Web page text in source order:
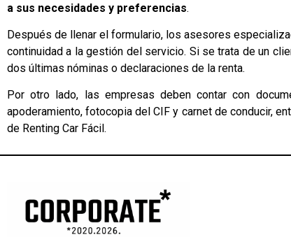
a sus necesidades y preferencias.
Después de llenar el formulario, los asesores
continuidad a la gestión del servicio. Si se trata de un
dos últimas nóminas o declaraciones de la renta.
Por otro lado, las empresas deben contar con
apoderamiento, fotocopia del CIF y carnet de conducir,
de Renting Car Fácil.